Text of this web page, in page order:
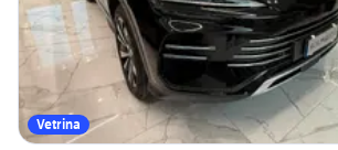
Vetrina